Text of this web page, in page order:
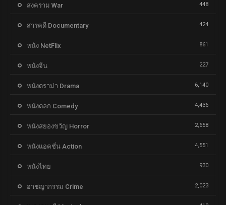
สงคราม War 448
สารคดี Documentary 424
หนัง NetFlix 861
หนังจีน 227
หนังดราม่า Drama 6,140
หนังตลก Comedy 4,436
หนังสยองขวัญ Horror 2,658
หนังแอคชั่น Action 4,551
หนังไทย 930
อาชญากรรม Crime 2,023